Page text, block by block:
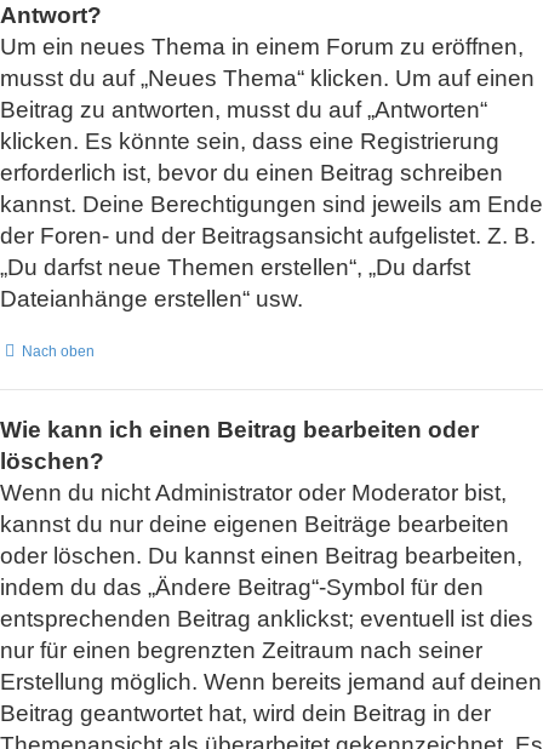
Antwort?
Um ein neues Thema in einem Forum zu eröffnen,
musst du auf „Neues Thema“ klicken. Um auf einen
Beitrag zu antworten, musst du auf „Antworten“
klicken. Es könnte sein, dass eine Registrierung
erforderlich ist, bevor du einen Beitrag schreiben
kannst. Deine Berechtigungen sind jeweils am Ende
der Foren- und der Beitragsansicht aufgelistet. Z. B.
„Du darfst neue Themen erstellen“, „Du darfst
Dateianhänge erstellen“ usw.
Nach oben
Wie kann ich einen Beitrag bearbeiten oder
löschen?
Wenn du nicht Administrator oder Moderator bist,
kannst du nur deine eigenen Beiträge bearbeiten
oder löschen. Du kannst einen Beitrag bearbeiten,
indem du das „Ändere Beitrag“-Symbol für den
entsprechenden Beitrag anklickst; eventuell ist dies
nur für einen begrenzten Zeitraum nach seiner
Erstellung möglich. Wenn bereits jemand auf deinen
Beitrag geantwortet hat, wird dein Beitrag in der